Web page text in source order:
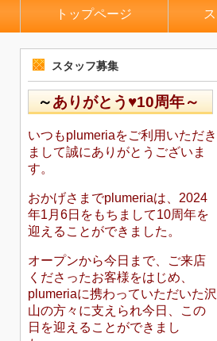
トップページ
スタッフ募集
～ありがとう♥10周年～
いつもplumeriaをご利用いただき
まして誠にありがとうございま
す。
おかげさまでplumeriaは、2024
年1月6日をもちまして10周年を
迎えることができました。
オープンから今日まで、ご来店
くださったお客様をはじめ、
plumeriaに携わっていただいた沢
山の方々に支えられ今日、この
日を迎えることができまし